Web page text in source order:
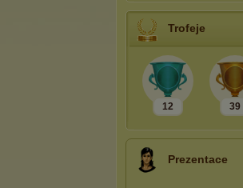
Trofeje
12 39
Prezentace